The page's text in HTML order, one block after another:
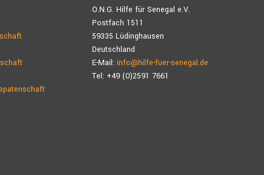
O.N.G. Hilfe für Senegal e.V.
Postfach 1511
59335 Lüdinghausen
Deutschland
E-Mail: info@hilfe-fuer-senegal.de
Tel: +49 (0)2591 7661